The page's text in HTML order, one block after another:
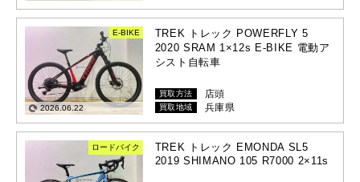
E-BIKE
2026.06.22
TREK トレック POWERFLY 5
2020 SRAM 1×12s E-BIKE 電動ア
シスト自転車
買取方法 店頭
買取地域 兵庫県
ロードバイク
TREK トレック EMONDA SL5
2019 SHIMANO 105 R7000 2×11s